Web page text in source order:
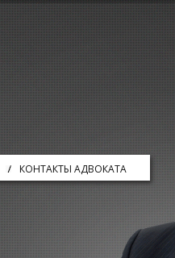
КОНТАКТЫ АДВОКАТА